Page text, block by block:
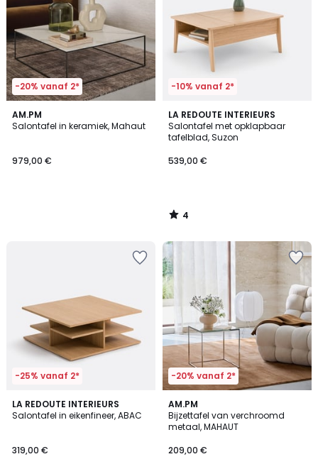
-20% vanaf 2*
AM.PM
Salontafel in keramiek, Mahaut
979,00 €
-10% vanaf 2*
LA REDOUTE INTERIEURS
Salontafel met opklapbaar
tafelblad, Suzon
539,00 €
4
/
5
4
/
-25% vanaf 2*
LA REDOUTE INTERIEURS
Salontafel in eikenfineer, ABAC
319,00 €
4
/
-20% vanaf 2*
AM.PM
Bijzettafel van verchroomd
metaal, MAHAUT
209,00 €